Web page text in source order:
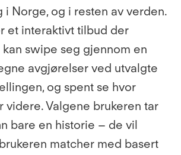
i Norge, og i resten av verden.
et interaktivt tilbud der
swipe seg gjennom en
avgjørelser ved utvalgte
og spent se hvor
Valgene brukeren tar
bare en historie – de vil
matcher med basert